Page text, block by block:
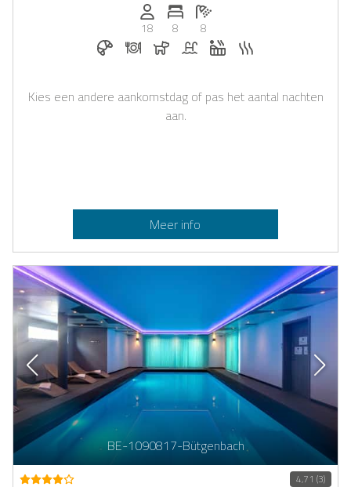
Personen (max.): 18
18
Aantal slaapkamers: 8
8
Aantal badkamers: 8
8
Ontbijt te boeken bij Casapilot
Diner op aanvraag
Honden toegestaan
ZwembadWhirlpool
Kies een andere aankomstdag of pas het aantal nachten
aan.
Meer info
BE-1090817-Bütgenbach
4,71 (3)